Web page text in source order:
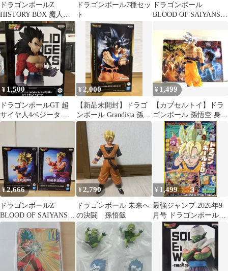
ドラゴンボールZ
HISTORY BOX 魔人ブ
ウ フィギュア
ドラゴンボール7種セッ
ト
ドラゴンボール
BLOOD OF SAIYANS
¥ 1,500
ドラゴンボールGT 超
サイヤ人4ベジータ フ
ィギュア
¥ 2,000
【新品未開封】ドラゴ
ンボール Grandista 孫悟
空 フィギュア
¥ 1,499
【カプセルトイ】ドラ
ゴンボール 孫悟空 身勝
手の極意 ＋オマケカー
ド2枚付
¥2,666
ドラゴンボールZ
BLOOD OF SAIYANS
孫悟天 孫悟飯 2体
¥2,790
ドラゴンボール 未来へ
の決闘 孫悟飯
¥ 1,499
最強ジャンプ 2026年9
月号 ドラゴンボール付
録完全完備